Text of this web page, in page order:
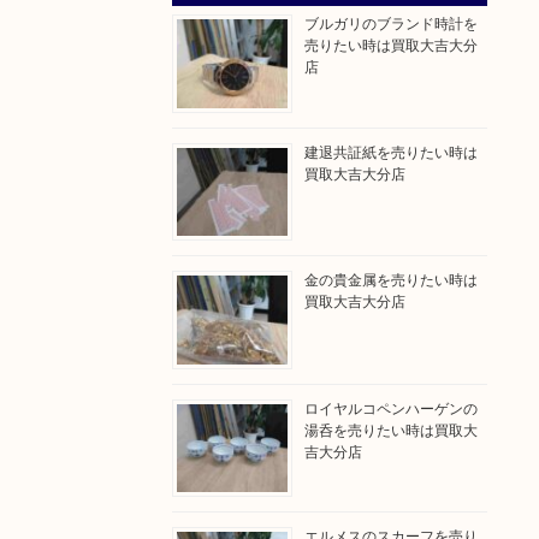
ブルガリのブランド時計を
売りたい時は買取大吉大分
店
建退共証紙を売りたい時は
買取大吉大分店
金の貴金属を売りたい時は
買取大吉大分店
ロイヤルコペンハーゲンの
湯呑を売りたい時は買取大
吉大分店